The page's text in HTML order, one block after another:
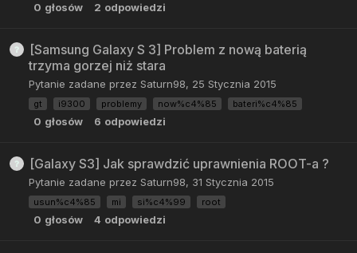
0 głosów 2 odpowiedzi
[Samsung Galaxy S 3] Problem z nową baterią
trzyma gorzej niż stara
Pytanie zadane przez Saturn98, 25 Stycznia 2015
gt i9300 problemy now%c4%85 bateri%c4%85
0 głosów 6 odpowiedzi
[Galaxy S3] Jak sprawdzić uprawnienia ROOT-a ?
Pytanie zadane przez Saturn98, 31 Stycznia 2015
usun%c4%85 mi si%c4%99 root
0 głosów 4 odpowiedzi